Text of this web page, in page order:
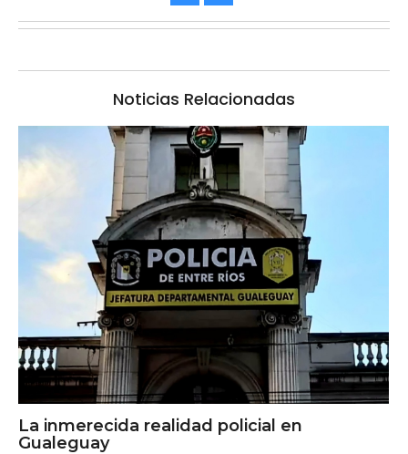
Noticias Relacionadas
La inmerecida realidad policial en
Gualeguay